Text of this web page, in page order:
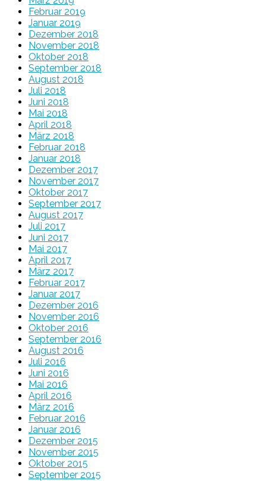
Februar 2019
Januar 2019
Dezember 2018
November 2018
Oktober 2018
September 2018
August 2018
Juli 2018
Juni 2018
Mai 2018
April 2018
März 2018
Februar 2018
Januar 2018
Dezember 2017
November 2017
Oktober 2017
September 2017
August 2017
Juli 2017
Juni 2017
Mai 2017
April 2017
März 2017
Februar 2017
Januar 2017
Dezember 2016
November 2016
Oktober 2016
September 2016
August 2016
Juli 2016
Juni 2016
Mai 2016
April 2016
März 2016
Februar 2016
Januar 2016
Dezember 2015
November 2015
Oktober 2015
September 2015